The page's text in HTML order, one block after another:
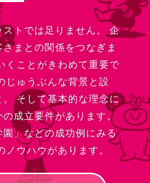
トでは足りません。 企
まとの関係をつなぎま
くことがきわめて重要で
じゅうぶんな背景と設
そして基本的な理念に
成立要件があります。
園」などの成功例にみる
ウハウがあります。